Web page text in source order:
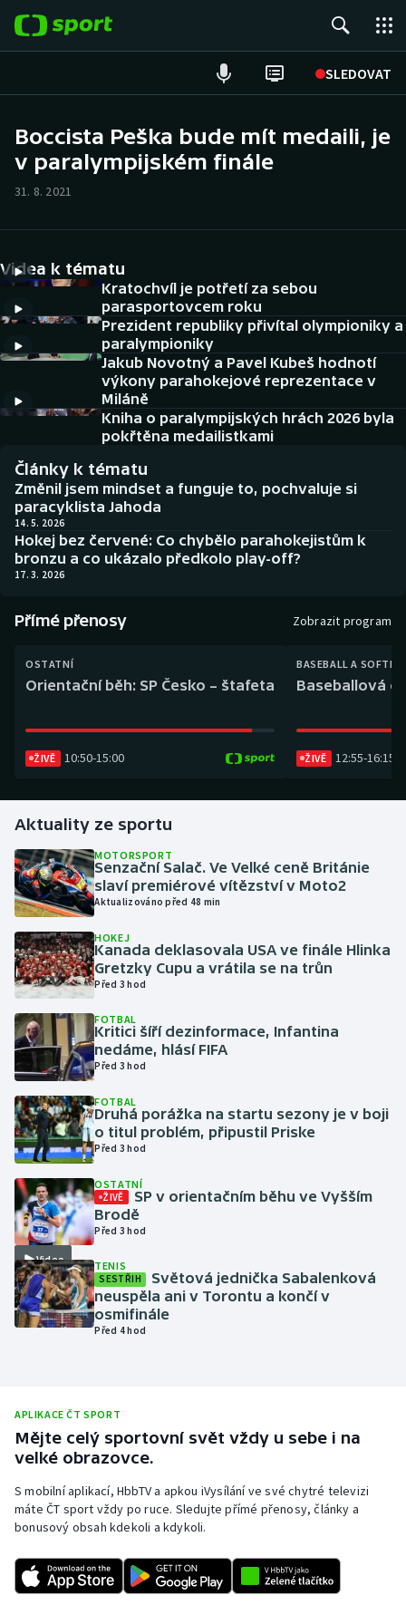
SLEDOVAT
Hokej
Cyklistika
DALŠÍ SPORTY
Americký fotbal
Baseball a softbal
Basketbal
Biatlon
Boby a skeleton
Dostihy
Futsal
Gymnastika
Házená
Jezdectví
Judo
Krasobruslení
Lezení
Lyže a snowboard
Moderní pětiboj
Motorsport
Olympijské hry
Parasport
Plavání
Ragby
Rychlobruslení
Rychlostní kanoistika
Sportovní střelba
NEPŘEHLÉDNĚTE
Soutěže
Historické návraty
Aplikace ČT sport
AZ kvíz
Boccista Peška bude mít medaili, je
v paralympijském finále
31. 8. 2021
Videa k tématu
Kratochvíl je potřetí za sebou
parasportovcem roku
Prezident republiky přivítal olympioniky a
paralympioniky
Jakub Novotný a Pavel Kubeš hodnotí
výkony parahokejové reprezentace v
Miláně
Kniha o paralympijských hrách 2026 byla
pokřtěna medailistkami
Články k tématu
Změnil jsem mindset a funguje to, pochvaluje si
paracyklista Jahoda
14. 5. 2026
Hokej bez červené: Co chybělo parahokejistům k
bronzu a co ukázalo předkolo play-off?
17. 3. 2026
Přímé přenosy Zobrazit program
OSTATNÍ
Orientační běh: SP Česko – štafeta
ŽIVĚ 10:50-15:00
BASEBALL A
Baseballová
ŽIVĚ 12:55-16:15
Aktuality ze sportu
MOTORSPORT
Senzační Salač. Ve Velké ceně Británie
slaví premiérové vítězství v Moto2
Aktualizováno před 48 min
HOKEJ
Kanada deklasovala USA ve finále Hlinka
Gretzky Cupu a vrátila se na trůn
Před 3 hod
FOTBAL
Kritici šíří dezinformace, Infantina
nedáme, hlásí FIFA
Před 3 hod
FOTBAL
Druhá porážka na startu sezony je v boji
o titul problém, připustil Priske
Před 3 hod
Video
OSTATNÍ
ŽIVĚ
SP v orientačním běhu ve Vyšším
Brodě
Před 3 hod
TENIS
SESTŘIH
Světová jednička Sabalenková
neuspěla ani v Torontu a končí v
osmifinále
Před 4 hod
APLIKACE ČT SPORT
Mějte celý sportovní svět vždy u sebe i na
velké obrazovce.
S mobilní aplikací, HbbTV a apkou iVysílání ve své chytré televizi
máte ČT sport vždy po ruce. Sledujte přímé přenosy, články a
bonusový obsah kdekoli a kdykoli.